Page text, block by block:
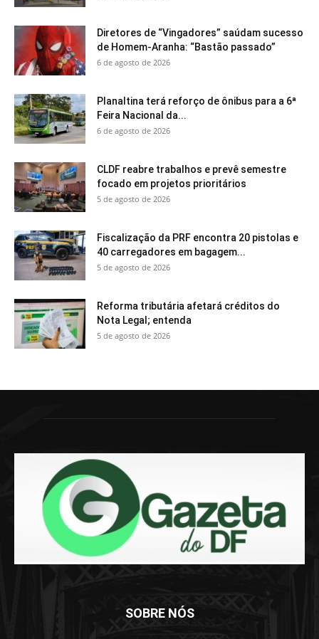
Diretores de “Vingadores” saúdam sucesso
de Homem-Aranha: “Bastão passado”
6 de agosto de 2026
Planaltina terá reforço de ônibus para a 6ª
Feira Nacional da...
6 de agosto de 2026
CLDF reabre trabalhos e prevê semestre
focado em projetos prioritários
5 de agosto de 2026
Fiscalização da PRF encontra 20 pistolas e
40 carregadores em bagagem...
5 de agosto de 2026
Reforma tributária afetará créditos do
Nota Legal; entenda
5 de agosto de 2026
SOBRE NÓS